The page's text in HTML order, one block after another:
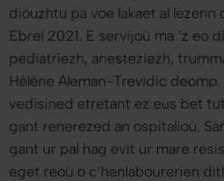
diouzhtu pa voe lakaet al lezenn
Ebrel 2021. E servijoù ma ‘z eo
pediatriezh, anesteziezh,
Hélène Aleman-Trevidic
vedisined etretant ez eus bet
gant renerezed an ospitalioù.
gant ur pal hag evit ur mare
eget reoù o c’henlabourerien